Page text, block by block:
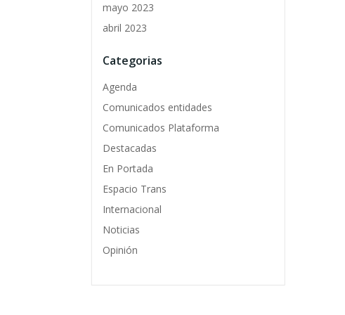
mayo 2023
abril 2023
Categorias
Agenda
Comunicados entidades
Comunicados Plataforma
Destacadas
En Portada
Espacio Trans
Internacional
Noticias
Opinión